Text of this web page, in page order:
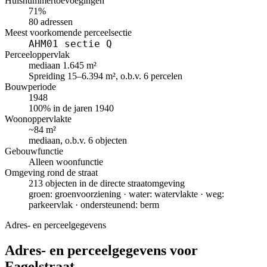
71%
80 adressen
Meest voorkomende perceelsectie
AHM01 sectie Q
Perceeloppervlak
mediaan 1.645 m²
Spreiding 15–6.394 m², o.b.v. 6 percelen
Bouwperiode
1948
100% in de jaren 1940
Woonoppervlakte
~84 m²
mediaan, o.b.v. 6 objecten
Gebouwfunctie
Alleen woonfunctie
Omgeving rond de straat
213 objecten in de directe straatomgeving
groen: groenvoorziening · water: watervlakte · weg:
parkeervlak · ondersteunend: berm
Adres- en perceelgegevens
Adres- en perceelgegevens voor